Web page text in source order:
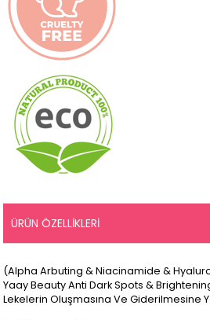
ÜRÜN ÖZELLIKLERI
(Alpha Arbuting & Niacinamide &
Yaay Beauty Anti Dark Spots &
Lekelerin Oluşmasına Ve Giderilmesine